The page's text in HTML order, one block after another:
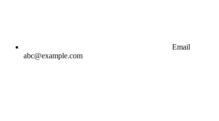
Email
abc@example.com